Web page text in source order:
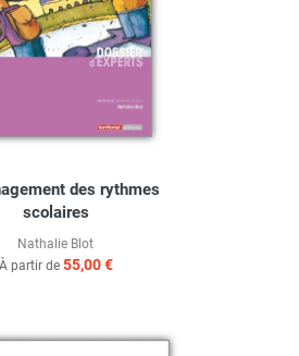
des rythmes
scolaires
Nathalie Blot
À partir de 55,00 €